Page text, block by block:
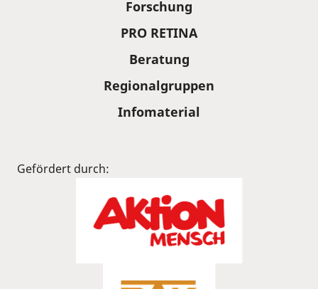
Forschung
PRO RETINA
Beratung
Regionalgruppen
Infomaterial
Gefördert durch: